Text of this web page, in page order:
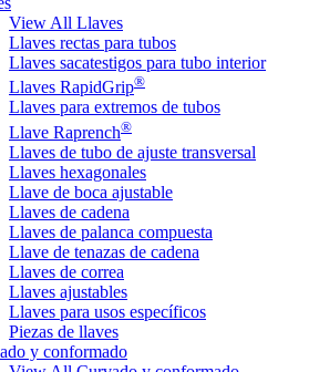
View All Llaves
Llaves rectas para tubos
Llaves sacatestigos para tubo interior
Llaves RapidGrip®
Llaves para extremos de tubos
Llave Raprench®
Llaves de tubo de ajuste transversal
Llaves hexagonales
Llave de boca ajustable
Llaves de cadena
Llaves de palanca compuesta
Llave de tenazas de cadena
Llaves de correa
Llaves ajustables
Llaves para usos específicos
Piezas de llaves
y conformado